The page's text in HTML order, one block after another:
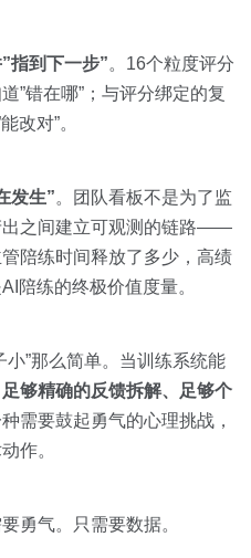
指到下一步”。16个粒度评分
”错在哪”；与评分绑定的复
改对”。
发生”。团队看板不是为了监
出之间建立可观测的链路——
陪练时间释放了多少，高绩
陪练的终极价值度量。
小”那么简单。当训练系统能
够精确的反馈拆解、足够个
需要鼓起勇气的心理挑战，
作。
勇气。只需要数据。